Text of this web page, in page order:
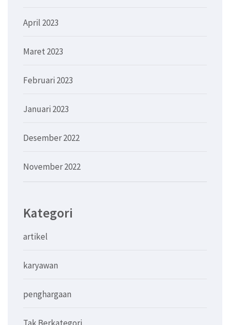
April 2023
Maret 2023
Februari 2023
Januari 2023
Desember 2022
November 2022
Kategori
artikel
karyawan
penghargaan